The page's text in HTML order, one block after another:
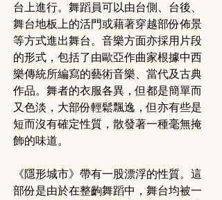
台上進行。舞蹈員可以由台側、台後、
舞台地板上的活門或藉著穿越部份佈景
等方式進出舞台。音樂方面亦採用片段
的形式，包括了由歐亞作曲家根據中西
樂傳統所編寫的藝術音樂、當代及古典
作品。舞者的衣服各異，但都是簡單而
又色淡，大部份輕鬆飄逸，但亦有些是
短而沒有確定性質，散發著一種毫無掩
飾的味道。
《隱形城市》帶有一股漂浮的性質。這
部份是由於在整齣舞蹈中，舞台均被一